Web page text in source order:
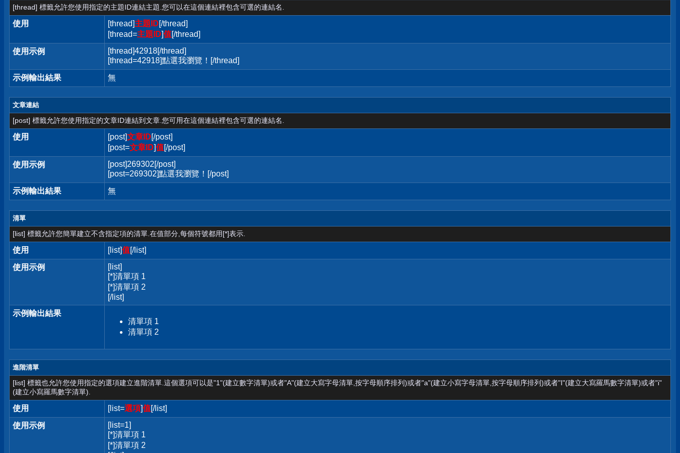
[thread] 標籤允許您使用指定的主題ID連結主題.您可以在這個連結裡包含可選的連結名.
使用 [thread]主題ID[/thread]
[thread=主題ID]值[/thread]
使用示例
[thread]42918[/thread]
[thread=42918]點選我瀏覽！[/thread]
示例輸出結果
無
文章連結
[post] 標籤允許您使用指定的文章ID連結到文章.您可用在這個連結裡包含可選的連結名.
使用 [post]文章ID[/post]
[post=文章ID]值[/post]
使用示例
[post]269302[/post]
[post=269302]點選我瀏覽！[/post]
示例輸出結果
無
清單
[list] 標籤允許您簡單建立不含指定項的清單.在值部分,每個符號都用[*]表示.
使用 [list]值[/list]
使用示例
[list]
[*]清單項 1
[*]清單項 2
[/list]
示例輸出結果
清單項 1
清單項 2
進階清單
[list] 標籤也允許您使用指定的選項建立進階清單.這個選項可以是"1"(建立數字清單)或者"A"(建立大寫字母清單,按字母順序排列)或者"a"(建立小寫字母清單,按字母順序排列)或者"I"(建立大寫羅馬數字清單)或者"i"
(建立小寫羅馬數字清單).
使用 [list=選項]值[/list]
使用示例
[list=1]
[*]清單項 1
[*]清單項 2